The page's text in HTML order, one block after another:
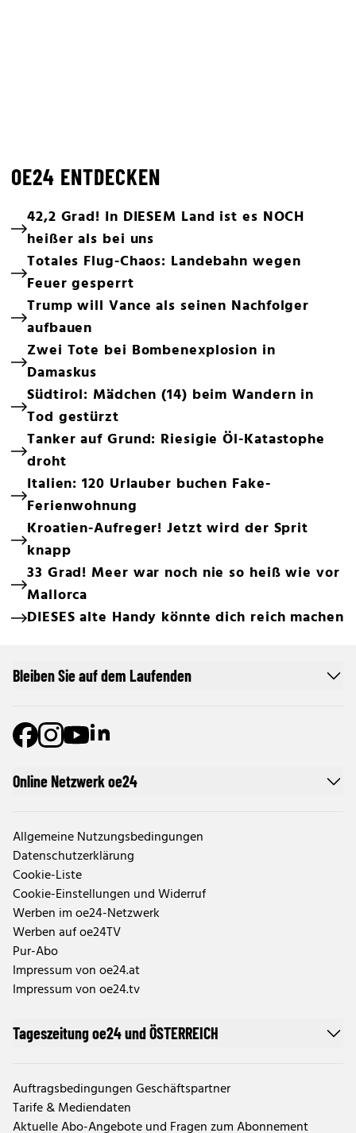
OE24 ENTDECKEN
42,2 Grad! In DIESEM Land ist es NOCH
heißer als bei uns
Totales Flug-Chaos: Landebahn wegen
Feuer gesperrt
Trump will Vance als seinen Nachfolger
aufbauen
Zwei Tote bei Bombenexplosion in
Damaskus
Südtirol: Mädchen (14) beim Wandern in
Tod gestürzt
Tanker auf Grund: Riesigie Öl-Katastophe
droht
Italien: 120 Urlauber buchen Fake-
Ferienwohnung
Kroatien-Aufreger! Jetzt wird der Sprit
knapp
33 Grad! Meer war noch nie so heiß wie vor
Mallorca
DIESES alte Handy könnte dich reich machen
Online Netzwerk oe24
Allgemeine Nutzungsbedingungen
Datenschutzerklärung
Cookie-Liste
Cookie-Einstellungen und Widerruf
Werben im oe24-Netzwerk
Werben auf oe24TV
Pur-Abo
Impressum von oe24.at
Impressum von oe24.tv
Tageszeitung oe24 und ÖSTERREICH
Auftragsbedingungen Geschäftspartner
Tarife & Mediendaten
Aktuelle Abo-Angebote und Fragen zum Abonnement
Bleiben Sie auf dem Laufenden